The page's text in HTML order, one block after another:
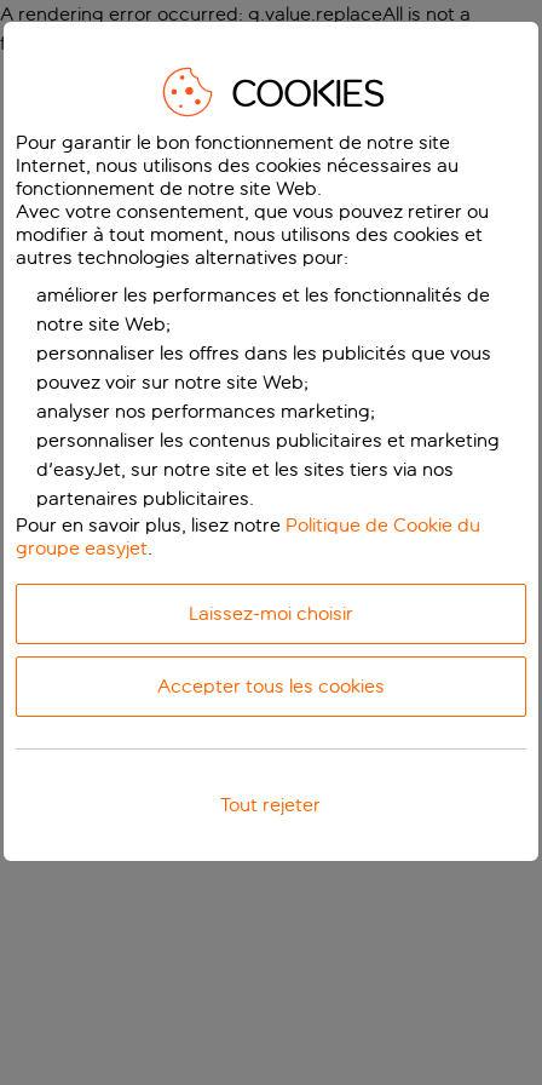
A rendering error occurred: g.value.replaceAll is not a
function
COOKIES
Pour garantir le bon fonctionnement de notre site
Internet, nous utilisons des cookies nécessaires au
fonctionnement de notre site Web.
Avec votre consentement, que vous pouvez retirer ou
modifier à tout moment, nous utilisons des cookies et
autres technologies alternatives pour:
améliorer les performances et les fonctionnalités de
notre site Web;
personnaliser les offres dans les publicités que vous
pouvez voir sur notre site Web;
analyser nos performances marketing;
personnaliser les contenus publicitaires et marketing
d'easyJet, sur notre site et les sites tiers via nos
partenaires publicitaires.
Pour en savoir plus, lisez notre Politique de Cookie du
groupe easyjet.
Laissez-moi choisir
Accepter tous les cookies
Tout rejeter